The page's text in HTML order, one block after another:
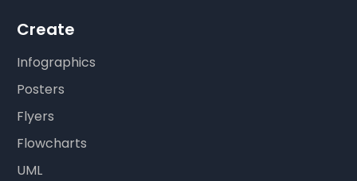
Create
Infographics
Posters
Flyers
Flowcharts
UML